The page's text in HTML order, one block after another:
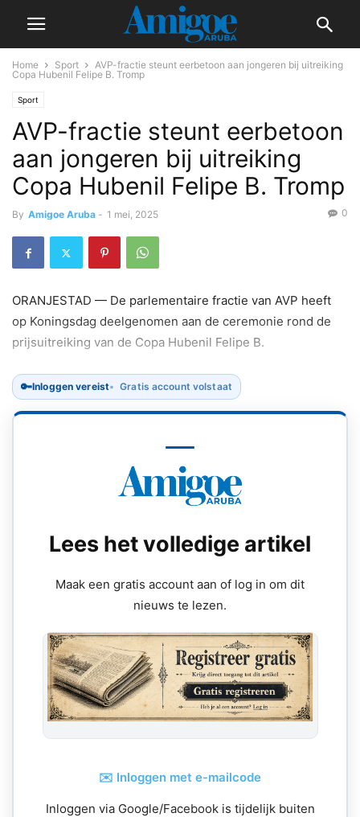
Home Sport
AVP-fractie steunt eerbetoon aan jongeren bij uitreiking
Copa Hubenil Felipe B. Tromp
Sport
AVP-fractie steunt eerbetoon
aan jongeren bij uitreiking
Copa Hubenil Felipe B. Tromp
By Amigoe Aruba - 1 mei, 2025 0
ORANJESTAD — De parlementaire fractie van AVP heeft
op Koningsdag deelgenomen aan de ceremonie rond de
prijsuitreiking van de Copa Hubenil Felipe B.
🔑Inloggen vereist Gratis account volstaat
Lees het volledige artikel
Maak een gratis account aan of log in om dit
nieuws te lezen.
✉️ Inloggen met e-mailcode
Inloggen via Google/Facebook is tijdelijk buiten